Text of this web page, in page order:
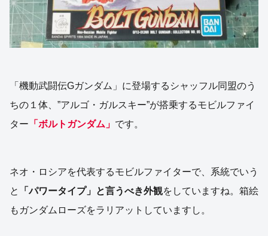
「機動武闘伝Gガンダム」に登場するシャッフル同盟のう
ちの１体、”アルゴ・ガルスキー”が搭乗するモビルファイ
ター 「ボルトガンダム」 です。
ネオ・ロシアを代表するモビルファイターで、系統でいう
と
「パワータイプ」と言うべき外観をしていますね。箱絵
もガンダムローズをラリアットしていますし。